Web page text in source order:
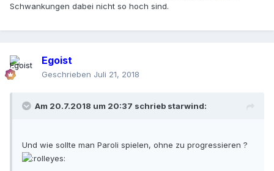
Schwankungen dabei nicht so hoch sind.
Egoist
Geschrieben Juli 21, 2018
Am 20.7.2018 um 20:37 schrieb starwind:
Und wie sollte man Paroli spielen, ohne zu progressieren ?